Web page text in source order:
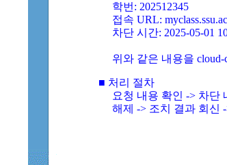
학번: 202512345
접속 URL:
차단 시간: 2025-05-01
위와 같은 내용을 cloud-
■ 처리 절차
요청 내용 확인 -> 차단
해제 -> 조치 결과 회신